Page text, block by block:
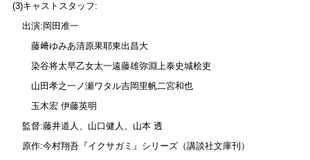
(3)キャストスタッフ:
出演:岡田准一
藤﨑ゆみあ清原果耶東出昌大
染谷将太早乙女太一遠藤雄弥淵上泰史城桧吏
山田孝之一ノ瀬ワタル吉岡里帆二宮和也
玉木宏 伊藤英明
監督:藤井道人、山口健人、山本 透
原作:今村翔吾『イクサガミ』シリーズ（講談社文庫刊）